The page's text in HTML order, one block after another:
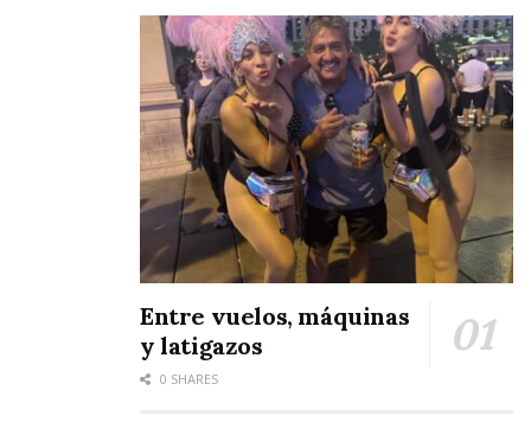
“La materia se ha ido, ya que como tal debe
tener principio y fin. Pero la esencia de ese ser
maravilloso que en vida llevara el nombre de
Cipriano Ruíz Flores; padre y esposo ejemplar,
vive y vivirá siempre en mi corazón y en el de
Entre vuelos, máquinas
y latigazos
0 SHARES